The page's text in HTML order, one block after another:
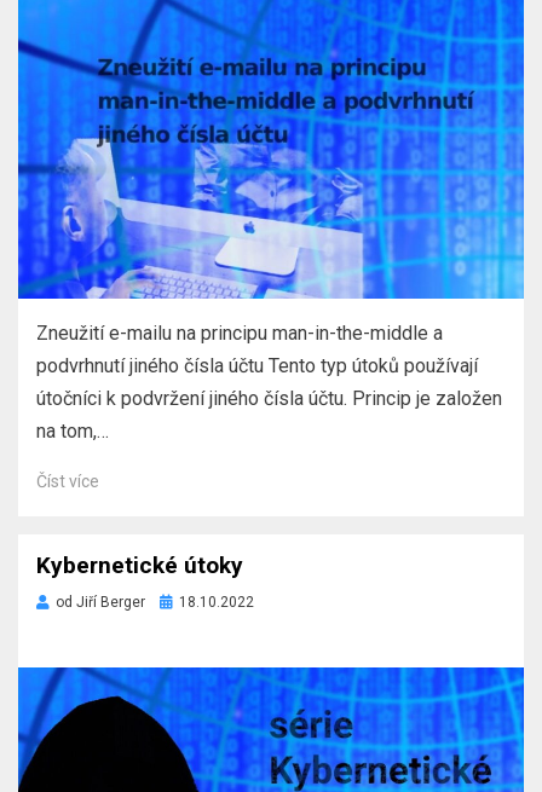
Zneužití e-mailu na principu man-in-the-middle a
podvrhnutí jiného čísla účtu Tento typ útoků používají
útočníci k podvržení jiného čísla účtu. Princip je založen
na tom,…
Číst více
Kybernetické útoky
od Jiří Berger
Zveřejněno
18.10.2022